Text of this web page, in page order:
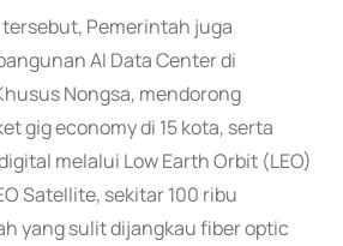
Pemerintah juga
AI Data Center di
Nongsa, mendorong
gig economy di 15 kota, serta
melalui Low Earth Orbit (LEO)
Satellite, sekitar 100 ribu
yang sulit dijangkau fiber optic